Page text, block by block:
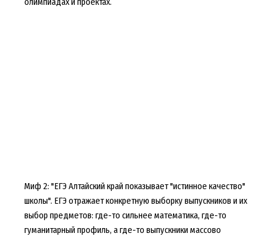
Миф 2: "ЕГЭ Алтайский край показывает "истинное качество"
школы". ЕГЭ отражает конкретную выборку выпускников и их
выбор предметов: где-то сильнее математика, где-то
гуманитарный профиль, а где-то выпускники массово